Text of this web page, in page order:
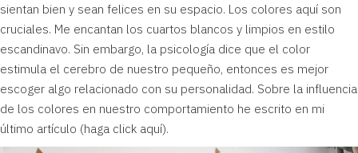
sientan bien y sean felices en su espacio. Los colores aquí son
cruciales. Me encantan los cuartos blancos y limpios en estilo
escandinavo. Sin embargo, la psicología dice que el color
estimula el cerebro de nuestro pequeño, entonces es mejor
escoger algo relacionado con su personalidad. Sobre la influencia
de los colores en nuestro comportamiento he escrito en mi
último artículo (haga click aquí).